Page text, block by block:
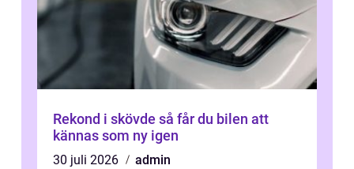
Rekond i skövde så får du bilen att
kännas som ny igen
30 juli 2026
admin